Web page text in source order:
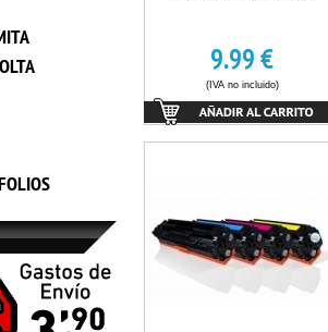
9.99€
(IVA no incluido)